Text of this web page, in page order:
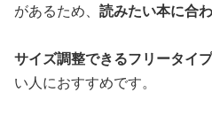
があるため、 読みたい本に合
サイズ調整できるフリータイ
い人におすすめです。